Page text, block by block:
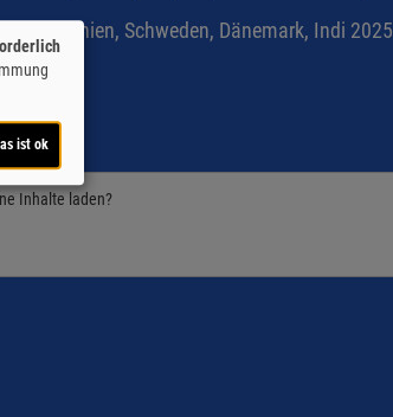
Mazedonien, Schweden, Dänemark, Indi 2025
Inhalte laden?
ist ok